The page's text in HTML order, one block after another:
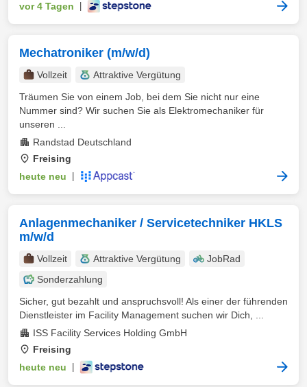
vor 4 Tagen
Mechatroniker (m/w/d)
Vollzeit
Attraktive Vergütung
Träumen Sie von einem Job, bei dem Sie nicht nur eine
Nummer sind? Wir suchen Sie als Elektromechaniker für
unseren ...
Randstad Deutschland
Freising
heute neu
Anlagenmechaniker / Servicetechniker HKLS
m/w/d
Vollzeit Attraktive Vergütung
JobRad
Sonderzahlung
Sicher, gut bezahlt und anspruchsvoll! Als einer der führenden
Dienstleister im Facility Management suchen wir Dich, ...
ISS Facility Services Holding GmbH
Freising
heute neu